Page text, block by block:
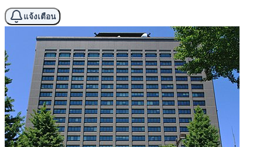
แจ้งเตือน